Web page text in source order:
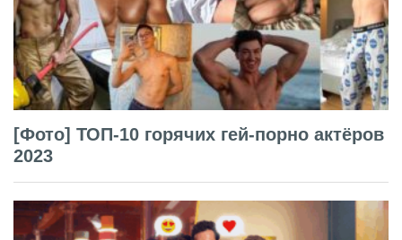
[Фото] ТОП-10 горячих гей-порно актёров
2023